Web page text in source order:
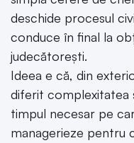
deschide procesul
conduce în final la
judecătorești.
Ideea e că, din
diferit complexitatea
timpul necesar pe
managerieze pentru